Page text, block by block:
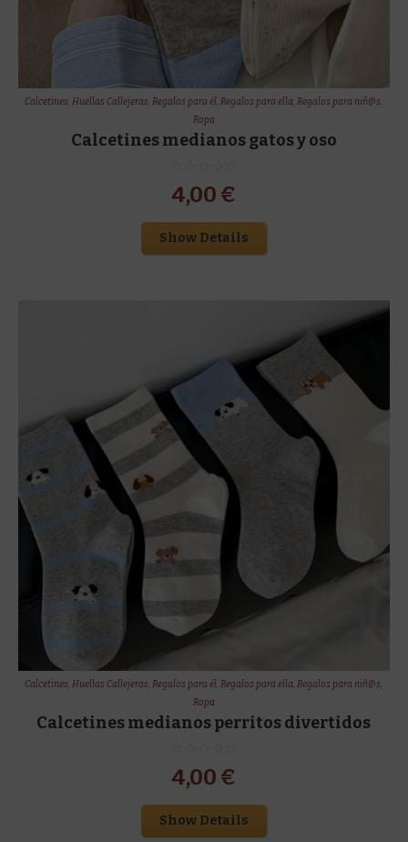
Calcetines,Huellas Callejeras,Regalos para él,Regalos para ella,Regalos para niñ@s,
Ropa
Calcetines medianos gatos y oso
4,00 €
Show Details
Calcetines,Huellas Callejeras,Regalos para él,Regalos para ella,Regalos para niñ@s,
Ropa
Calcetines medianos perritos divertidos
4,00 €
Show Details